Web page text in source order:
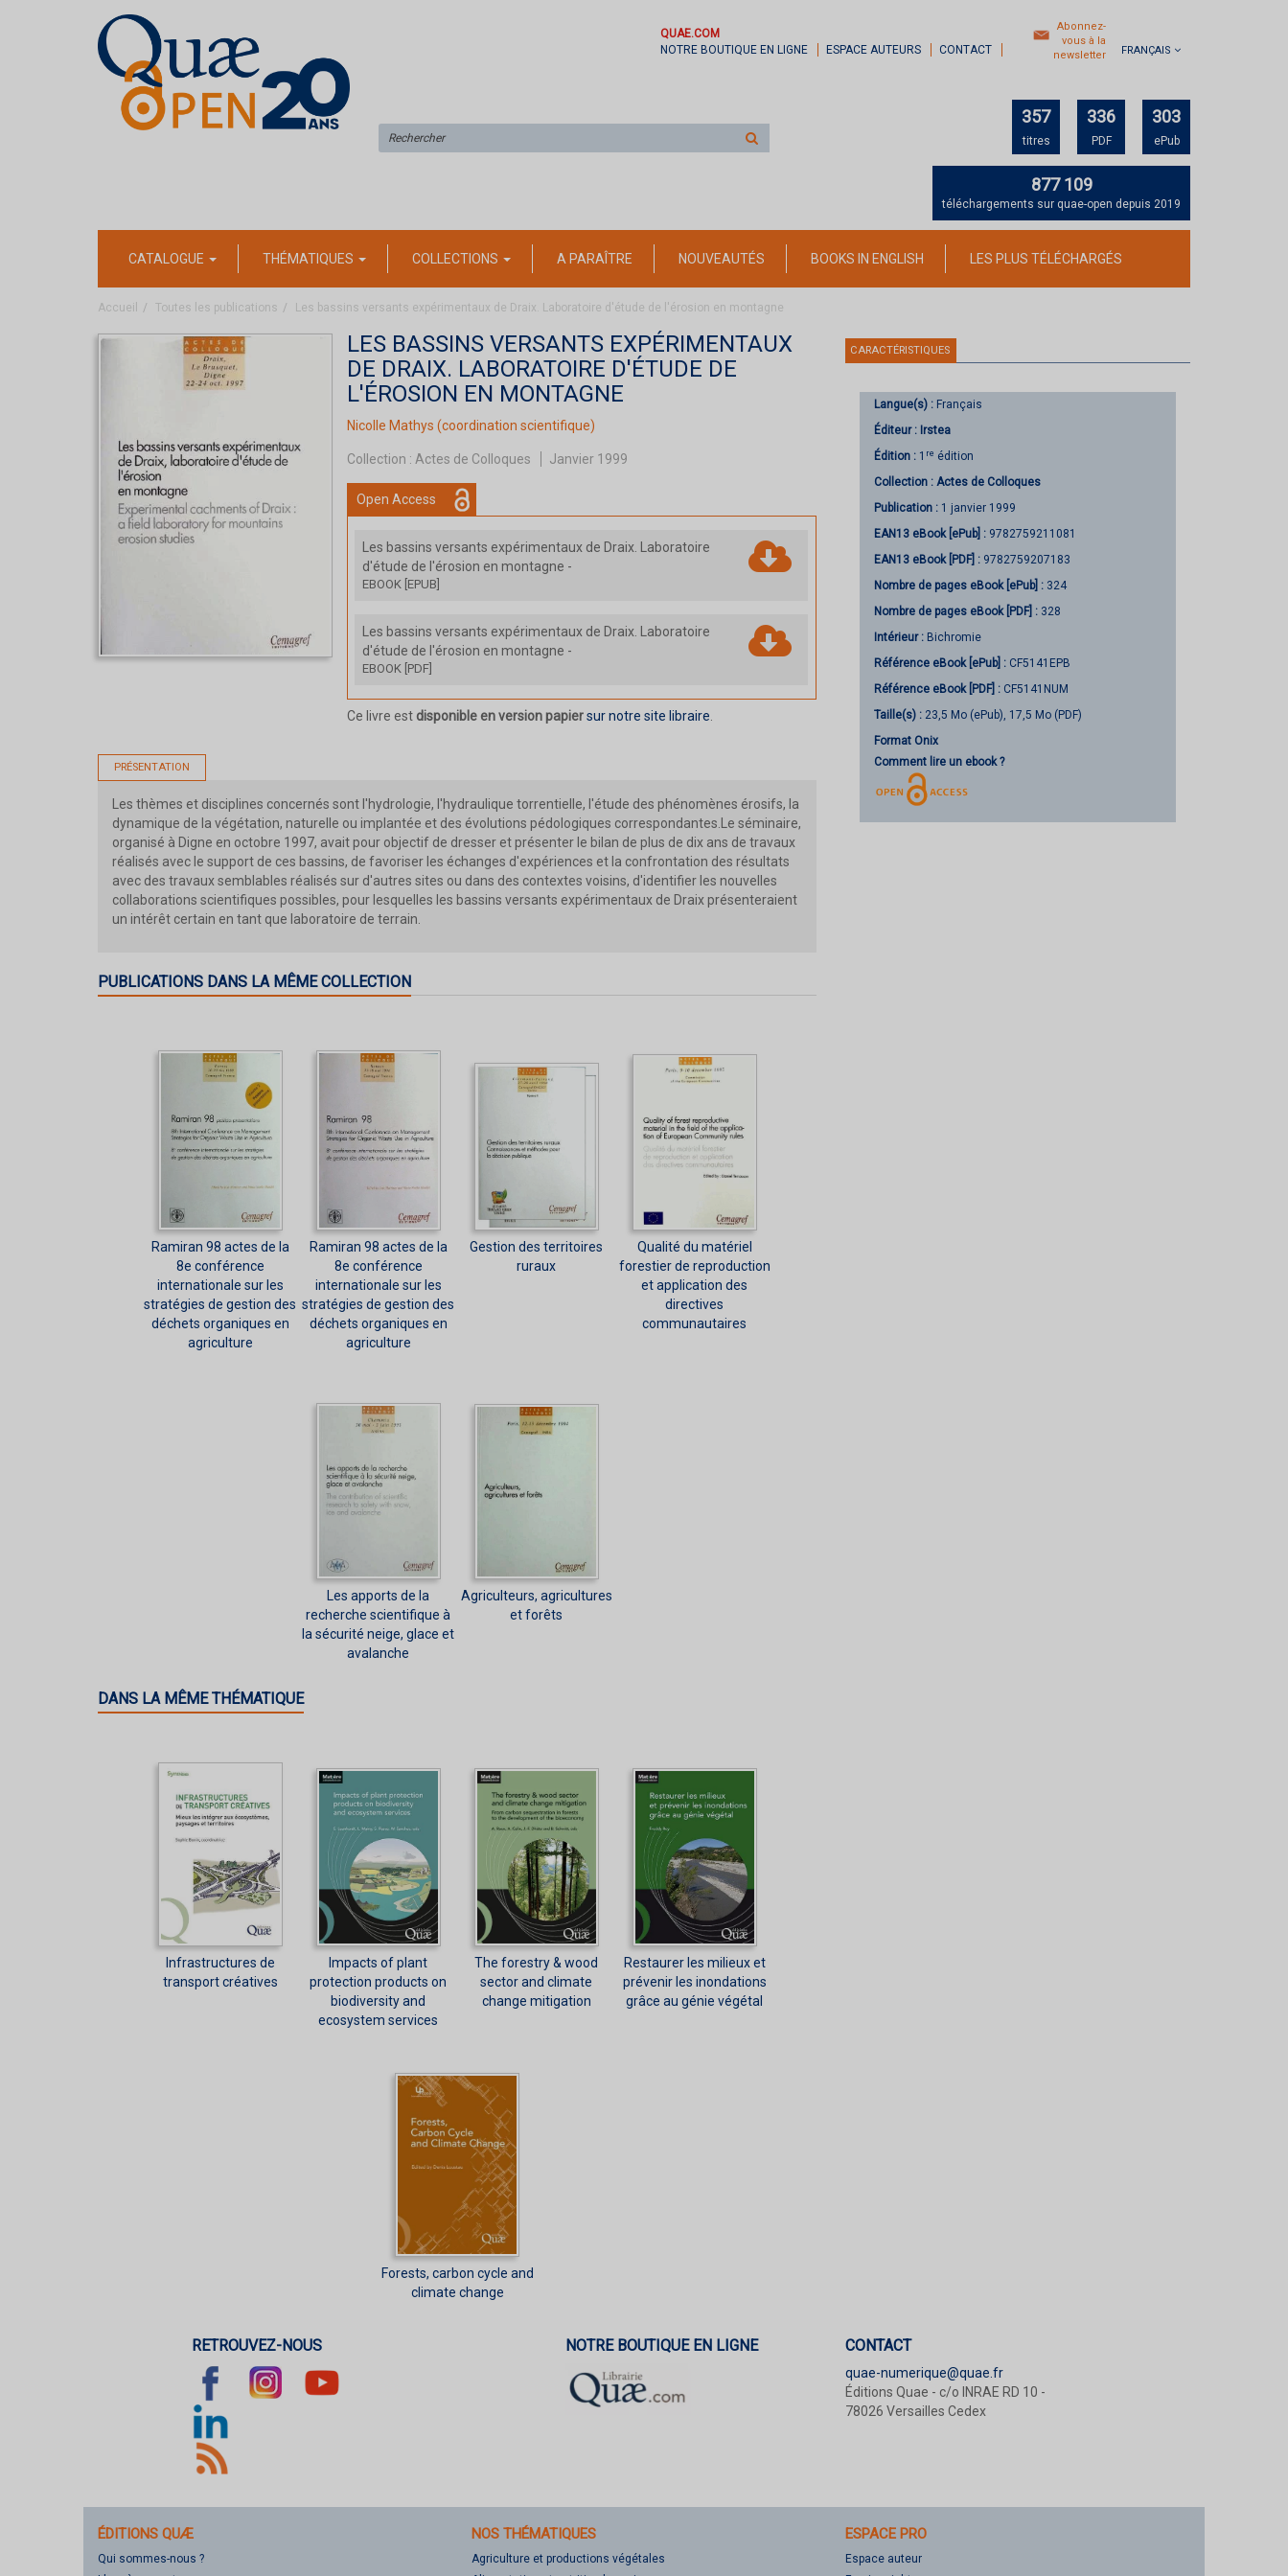
QUAE.COM
NOTRE BOUTIQUE EN LIGNE
ESPACE AUTEURS CONTACT
Abonnez-
vous à la
newsletter
FRANÇAIS
sur
357
titres
336
PDF
303
ePub
877 109
téléchargements sur quae-open depuis 2019
CATALOGUE THÉMATIQUES COLLECTIONS A PARAÎTRE NOUVEAUTÉS BOOKS IN ENGLISH LES PLUS TÉLÉCHARGÉS
Accueil Toutes les publications Les bassins versants expérimentaux de Draix. Laboratoire d'étude de l'érosion en montagne
LES BASSINS VERSANTS EXPÉRIMENTAUX
DE DRAIX. LABORATOIRE D'ÉTUDE DE
L'ÉROSION EN MONTAGNE
Nicolle Mathys (coordination scientifique)
Collection : Actes de Colloques Janvier 1999
Open Access
Les bassins versants expérimentaux de Draix. Laboratoire
d'étude de l'érosion en montagne -
EBOOK [EPUB]
Les bassins versants expérimentaux de Draix. Laboratoire
d'étude de l'érosion en montagne -
EBOOK [PDF]
Ce livre est disponible en version papiersur notre site libraire
PRÉSENTATION
Les thèmes et disciplines concernés sont l'hydrologie, l'hydraulique torrentielle, l'étude des phénomènes érosifs, la
dynamique de la végétation, naturelle ou implantée et des évolutions pédologiques correspondantes.Le séminaire,
organisé à Digne en octobre 1997, avait pour objectif de dresser et présenter le bilan de plus de dix ans de travaux
réalisés avec le support de ces bassins, de favoriser les échanges d'expériences et la confrontation des résultats
avec des travaux semblables réalisés sur d'autres sites ou dans des contextes voisins, d'identifier les nouvelles
collaborations scientifiques possibles, pour lesquelles les bassins versants expérimentaux de Draix présenteraient
un intérêt certain en tant que laboratoire de terrain.
PUBLICATIONS DANS LA MÊME COLLECTION
Ramiran 98 actes de la
8e conférence
internationale sur les
stratégies de gestion des
déchets organiques en
agriculture
Ramiran 98 actes de la
8e conférence
internationale sur les
stratégies de gestion des
déchets organiques en
agriculture
Gestion des territoires
ruraux
Qualité du matériel
forestier de reproduction
et application des
directives
communautaires
Les apports de la
recherche scientifique à
la sécurité neige, glace et
avalanche
Agriculteurs, agricultures
et forêts
DANS LA MÊME THÉMATIQUE
Infrastructures de
transport créatives
Impacts of plant
protection products on
biodiversity and
ecosystem services
The forestry & wood
sector and climate
change mitigation
Restaurer les milieux et
prévenir les inondations
grâce au génie végétal
Forests, carbon cycle and
climate change
CARACTÉRISTIQUES
Langue(s) : Français
Éditeur : Irstea
Édition : 1 re édition
Collection : Actes de Colloques
Publication : 1 janvier 1999
EAN13 eBook [ePub] : 9782759211081
EAN13 eBook [PDF] : 9782759207183
Nombre de pages eBook [ePub] : 324
Nombre de pages eBook [PDF] : 328
Intérieur : Bichromie
Référence eBook [ePub] : CF5141EPB
Référence eBook [PDF] : CF5141NUM
Taille(s) : 23,5 Mo (ePub), 17,5 Mo (PDF)
Format Onix
Comment lire un ebook ?
RETROUVEZ-NOUS NOTRE BOUTIQUE EN LIGNE CONTACT
quae-numerique@quae.fr
Éditions Quae - c/o INRAE RD 10 -
78026 Versailles Cedex
ÉDITIONS QUÆ
Qui sommes-nous ?
NOS THÉMATIQUES
Agriculture et productions végétales
ESPACE PRO
Espace auteur